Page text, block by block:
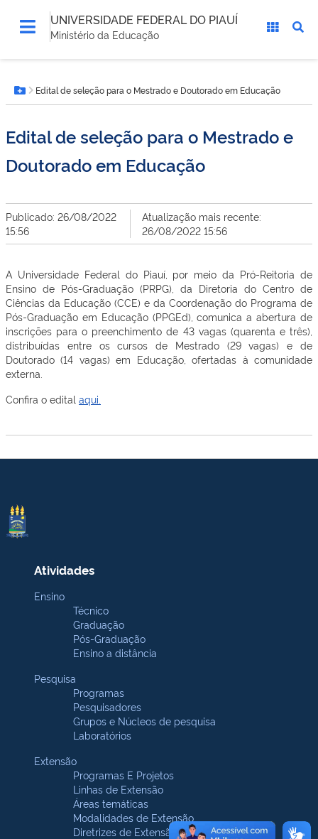
UNIVERSIDADE FEDERAL DO PIAUÍ
Ministério da Educação
está
aqui:Botão Menu
Edital de seleção para o Mestrado e Doutorado em Educação
Edital de seleção para o Mestrado e
Doutorado em Educação
Publicado: 26/08/2022
15:56
Atualização mais recente:
26/08/2022 15:56
A Universidade Federal do Piauí, por meio da Pró-Reitoria de
Ensino de Pós-Graduação (PRPG), da Diretoria do Centro de
Ciências da Educação (CCE) e da Coordenação do Programa de
Pós-Graduação em Educação (PPGEd), comunica a abertura de
inscrições para o preenchimento de 43 vagas (quarenta e três),
distribuídas entre os cursos de Mestrado (29 vagas) e de
Doutorado (14 vagas) em Educação, ofertadas à comunidade
externa.
Confira o edital aqui.
Atividades
Ensino
Técnico
Graduação
Pós-Graduação
Ensino a distância
Pesquisa
Programas
Pesquisadores
Grupos e Núcleos de pesquisa
Laboratórios
Extensão
Programas E Projetos
Linhas de Extensão
Áreas temáticas
Modalidades de Extensão
Diretrizes de Extensão